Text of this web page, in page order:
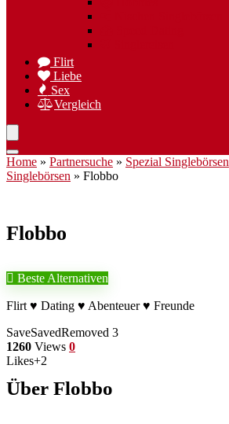
Flirt
Liebe
Sex
Vergleich
Home » Partnersuche » Spezial Singlebörsen
Singlebörsen » Flobbo
Flobbo
Beste Alternativen
Flirt ♥ Dating ♥ Abenteuer ♥ Freunde
SaveSavedRemoved 3
1260 Views 0
Likes+2
Über Flobbo